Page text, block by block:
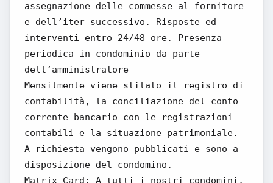
assegnazione delle commesse al fornitore
e dell’iter successivo. Risposte ed
interventi entro 24/48 ore. Presenza
periodica in condominio da parte
dell’amministratore
Mensilmente viene stilato il registro di
contabilità, la conciliazione del conto
corrente bancario con le registrazioni
contabili e la situazione patrimoniale.
A richiesta vengono pubblicati e sono a
disposizione del condomino.
Matrjx Card: A tutti i nostri condomini,